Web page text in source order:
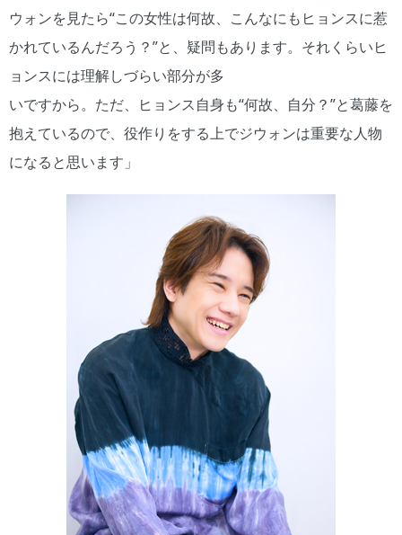
ウォンを見たら“この女性は何故、こんなにもヒョンスに惹
かれているんだろう？”と、疑問もあります。それくらいヒ
ョンスには理解しづらい部分が多
いですから。ただ、ヒョンス自身も“何故、自分？”と葛藤を
抱えているので、役作りをする上でジウォンは重要な人物
になると思います」